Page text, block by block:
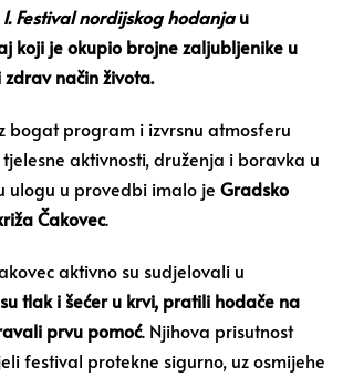
1. Festival nordijskog hodanjau
koji je okupio brojne zaljubljenike u
način života.
bogat program i izvrsnu atmosferu
aktivnosti, druženja i boravka u
ulogu u provedbi imalo je Gradsko
Čakovec.
aktivno su sudjelovali u
tlak i šećer u krvi, pratili hodače na
prvu pomoć. Njihova prisutnost
festival protekne sigurno, uz osmijehe